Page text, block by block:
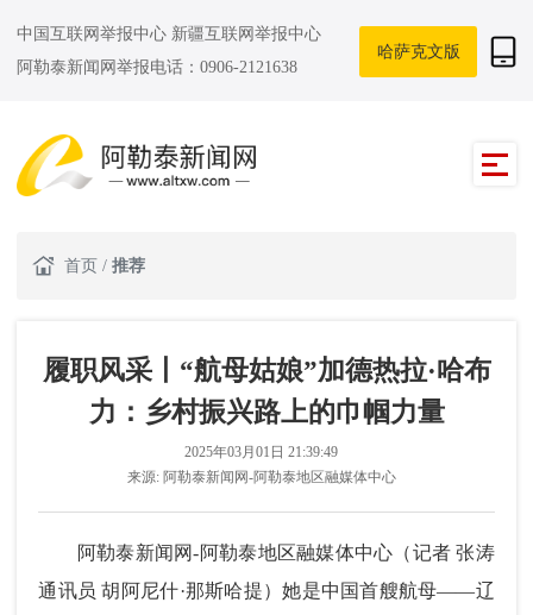
中国互联网举报中心 新疆互联网举报中心
阿勒泰新闻网举报电话：0906-2121638
哈萨克文版
首页 / 推荐
履职风采丨“航母姑娘”加德热拉·哈布
力：乡村振兴路上的巾帼力量
2025年03月01日 21:39:49
来源: 阿勒泰新闻网-阿勒泰地区融媒体中心
阿勒泰新闻网-阿勒泰地区融媒体中心（记者 张涛
通讯员 胡阿尼什·那斯哈提）她是中国首艘航母——辽